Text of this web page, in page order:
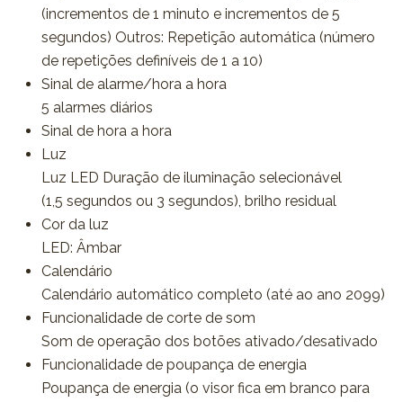
(incrementos de 1 minuto e incrementos de 5
segundos) Outros: Repetição automática (número
de repetições definíveis de 1 a 10)
Sinal de alarme/hora a hora
5 alarmes diários
Sinal de hora a hora
Luz
Luz LED Duração de iluminação selecionável
(1,5 segundos ou 3 segundos), brilho residual
Cor da luz
LED: Âmbar
Calendário
Calendário automático completo (até ao ano 2099)
Funcionalidade de corte de som
Som de operação dos botões ativado/desativado
Funcionalidade de poupança de energia
Poupança de energia (o visor fica em branco para